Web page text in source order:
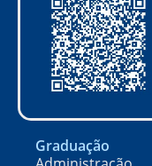
Graduação